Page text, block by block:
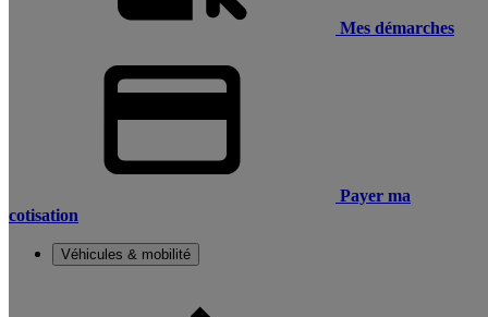
Mes démarches
Payer ma
cotisation
Véhicules & mobilité